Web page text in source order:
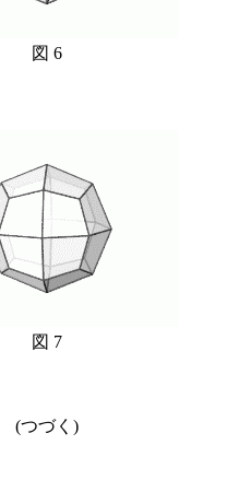
図 6
図 7
(つづく)